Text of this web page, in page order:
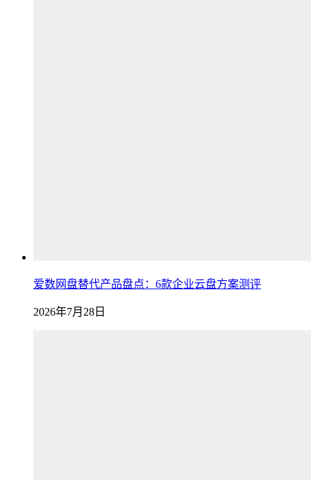
爱数网盘替代产品盘点：6款企业云盘方案测评
2026年7月28日